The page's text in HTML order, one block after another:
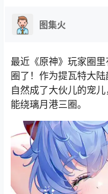
图集火
最近《原神》玩家圈
圈了！作为提瓦特大
自然成了大伙儿的宠
能绕璃月港三圈。